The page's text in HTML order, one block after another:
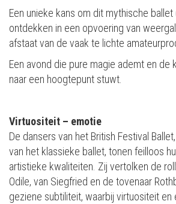
Een unieke kans om dit mythische
ontdekken in een opvoering van
afstaat van de vaak te lichte
Een avond die pure magie ademt en de
naar een hoogtepunt stuwt.
Virtuositeit – emotie
De dansers van het British Festival
van het klassieke ballet, tonen feilloos
artistieke kwaliteiten. Zij vertolken de
Odile, van Siegfried en de tovenaar
geziene subtiliteit, waarbij virtuositeit en